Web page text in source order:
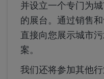
并设立一个专门为
的展台。通过销售
直接向您展示城市
案。
我们还将参加其他